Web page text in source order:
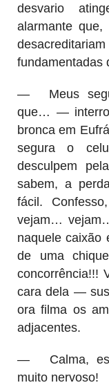
desvario
alarmante que,
fundamentadas
—
Meus
que… —
bronca em
segura o
desculpem
sabem, a
fácil.
vejam…
naquele caixão
de uma
concorrência!!!
cara dela —
ora filma os
adjacentes.
—
Calma,
muito nervoso!